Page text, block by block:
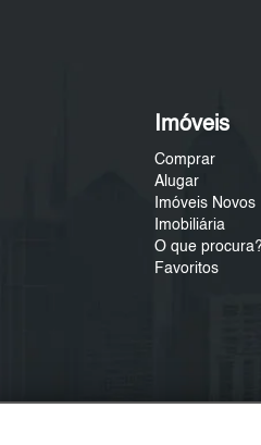
Imóveis
Comprar
Alugar
Imóveis Novos
Imobiliária
O que procura?
Favoritos